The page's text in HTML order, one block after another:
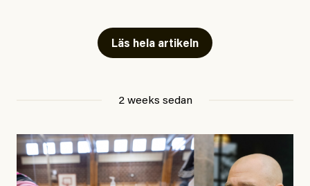
skriver för? Vad betyder det att vara en ”röd, grön och
oberoende” tidning? Och vad är egentligen bra
utpekas som israelisk infiltratör”. Enligt ingressen
handlar artikeln om en person vars ”bakgrund skapar
Läs hela artikeln
2 weeks sedan